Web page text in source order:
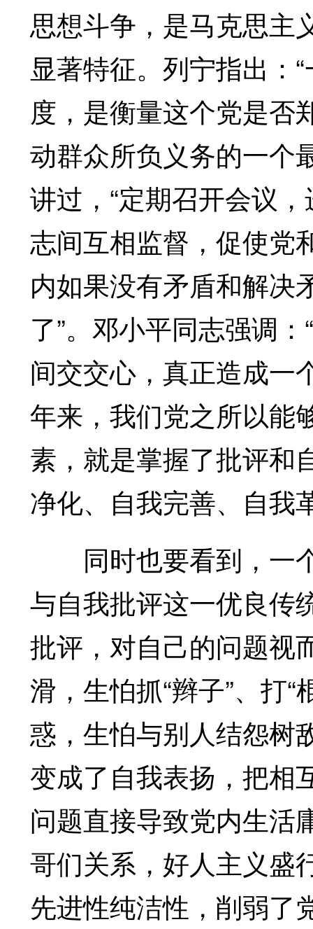
思想斗争，是马克思主
显著特征。列宁指出：
度，是衡量这个党是否
动群众所负义务的一个
讲过，“定期召开会议
志间互相监督，促使党
内如果没有矛盾和解决
了”。邓小平同志强调
间交交心，真正造成一
年来，我们党之所以能
素，就是掌握了批评和
净化、自我完善、自我
同时也要看到，一
与自我批评这一优良传
批评，对自己的问题视
滑，生怕抓“辫子”、打
惑，生怕与别人结怨树
变成了自我表扬，把相
问题直接导致党内生活
哥们关系，好人主义盛
先进性纯洁性，削弱了